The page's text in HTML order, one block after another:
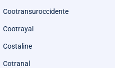
Cootransuroccidente
Cootrayal
Costaline
Cotranal